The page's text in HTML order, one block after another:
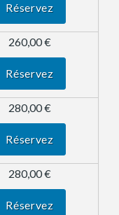
Réservez
260,00 €
Réservez
280,00 €
Réservez
280,00 €
Réservez